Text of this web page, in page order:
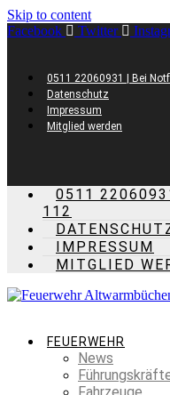
Skip to content
Facebook
Twitter
0511 22060931 | Bei
Datenschutz
Impressum
Mitglied werden
0511
112
IMPRESSUM
MITGLIED
FEUERWEHR
News